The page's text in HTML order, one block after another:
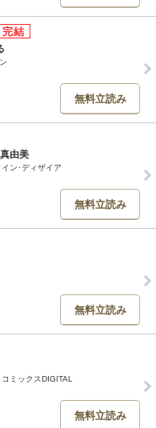
無料立読み
由美
ン･ディザイア
無料立読み
無料立読み
ミックスDIGITAL
無料立読み